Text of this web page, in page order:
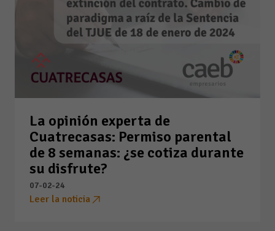
La opinión experta de
Cuatrecasas: Permiso parental
de 8 semanas: ¿se cotiza durante
su disfrute?
07-02-24
Leer la noticia